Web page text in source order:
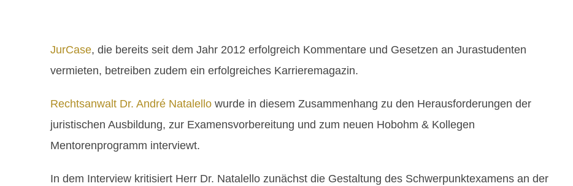
JurCase, die bereits seit dem Jahr 2012 erfolgreich Kommentare und Gesetzen an Jurastudenten
vermieten, betreiben zudem ein erfolgreiches Karrieremagazin.
Rechtsanwalt Dr. André Natalello wurde in diesem Zusammenhang zu den Herausforderungen der
juristischen Ausbildung, zur Examensvorbereitung und zum neuen Hobohm & Kollegen
Mentorenprogramm interviewt.
In dem Interview kritisiert Herr Dr. Natalello zunächst die Gestaltung des Schwerpunktexamens an der